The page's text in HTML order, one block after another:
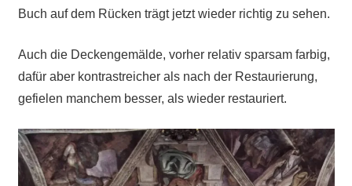
Buch auf dem Rücken trägt jetzt wieder richtig zu sehen.
Auch die Deckengemälde, vorher relativ sparsam farbig,
dafür aber kontrastreicher als nach der Restaurierung,
gefielen manchem besser, als wieder restauriert.